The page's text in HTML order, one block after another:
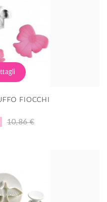
FIOCCHI
10,86 €